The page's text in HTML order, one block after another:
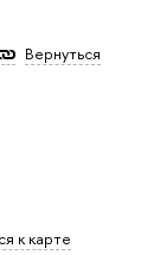
Вернуться
к карте